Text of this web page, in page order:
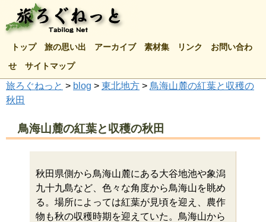
トップ 旅の思い出 アーカイブ 素材集 リンク お問い合わ
せ サイトマップ
旅ろぐねっと > blog > 東北地方 > 鳥海山麓の紅葉と収穫の
秋田
鳥海山麓の紅葉と収穫の秋田
秋田県側から鳥海山麓にある大谷地池や象潟
九十九島など、色々な角度から鳥海山を眺め
る。場所によっては紅葉が見頃を迎え、農作
物も秋の収穫時期を迎えていた。鳥海山から